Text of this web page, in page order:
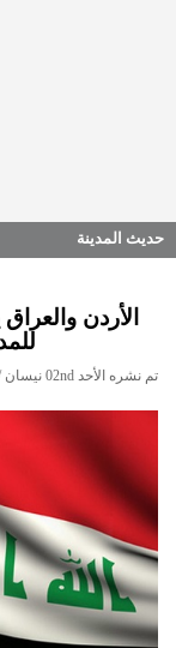
حديث المدينة
الأردن
تم نشره الأحد 02nd نيسان / أبريل 2023 01:20 مساءً